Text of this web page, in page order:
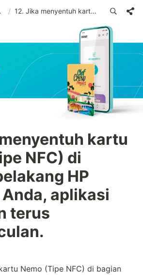
/ 12. Jika menyentuh kartu Nemo (tipe NFC) di bagian belakang HP Android Anda, aplikasi lain akan terus bermunculan.
kartu
NFC) di
HP
aplikasi
terus
Nemo (Tipe NFC) di bagian